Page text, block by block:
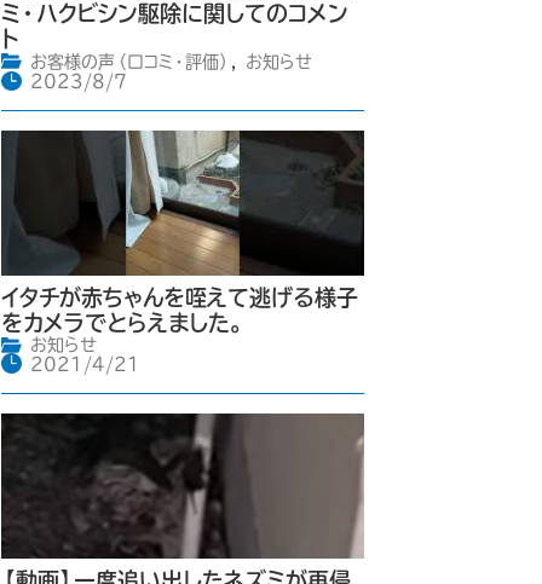
ミ・ハクビシン駆除に関してのコメン
ト
お客様の声（口コミ・評価）
お知らせ
2023/8/7
イタチが赤ちゃんを咥えて逃げる様子
をカメラでとらえました。
お知らせ
2021/4/21